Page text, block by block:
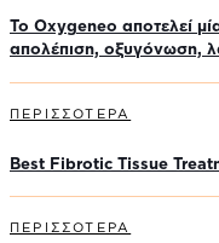
Το Oxygeneo αποτελεί
απολέπιση, οξυγόνωση,
ΠΕΡΙΣΣΟΤΕΡΑ
Best Fibrotic Tissue
ΠΕΡΙΣΣΟΤΕΡΑ